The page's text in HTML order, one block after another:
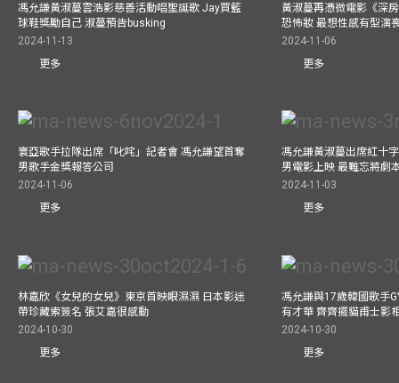
馮允謙黃淑蔓雲浩影慈善活動唱聖誕歌 Jay買籃
球鞋獎勵自己 淑蔓預告busking
2024-11-13
更多
黃淑蔓再憑微電影《深
恐怖妝 最想性感有型演
2024-11-06
更多
寰亞歌手拉隊出席「叱咤」記者會 馮允謙望首奪
男歌手金獎報答公司
2024-11-06
更多
馮允謙黃淑蔓出席紅十
男電影上映 最難忘將劇
2024-11-03
更多
林嘉欣《女兒的女兒》東京首映眼濕濕 日本影迷
帶珍藏索簽名 張艾嘉很感動
2024-10-30
更多
馮允謙與17歲韓國歌手
有才華 齊齊擺貓甫士影
2024-10-30
更多